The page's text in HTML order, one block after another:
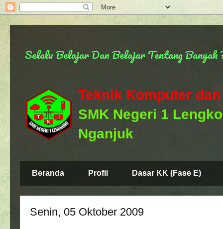
Selalu Belajar Dan Belajar Tentang
Teknik Komputer
SMK Negeri 1
Nganjuk
Beranda Profil Dasar KK (Fase E)
Senin, 05 Oktober 2009